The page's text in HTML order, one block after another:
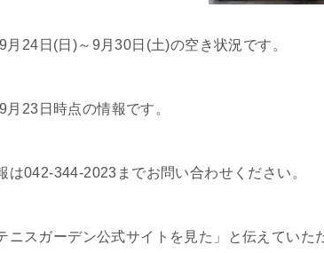
月24日(日)～9月30日(土)の空き状況です。
月23日時点の情報です。
は042-344-2023までお問い合わせください。
ニスガーデン公式サイトを見た」と伝えていた